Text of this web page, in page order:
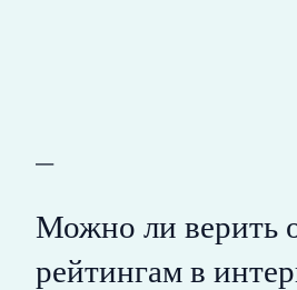
—
Можно ли верить
рейтингам в